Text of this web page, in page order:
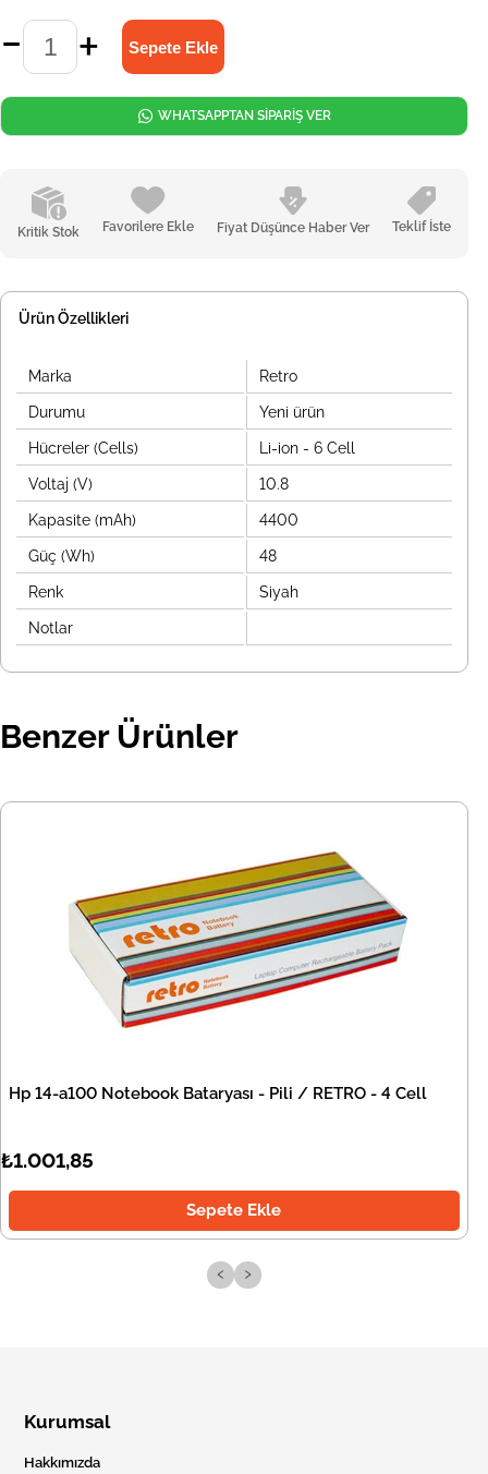
Kritik Stok Favorilere Ekle Fiyat Düşünce Haber Ver Teklif İste
WHATSAPPTAN SİPARİŞ VER
Ürün Özellikleri
Marka Retro
Durumu Yeni ürün
Hücreler (Cells) Li-ion - 6 Cell
Voltaj (V) 10.8
Kapasite (mAh) 4400
Güç (Wh) 48
Renk Siyah
Notlar
Benzer Ürünler
Hp 14-a100 Notebook Bataryası - Pili / RETRO - 4 Cell
₺1.001,85
Sepete Ekle
‹ ›
Kurumsal
Hakkımızda